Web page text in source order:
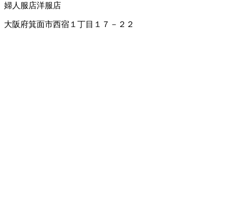
婦人服店洋服店
大阪府箕面市西宿１丁目１７－２２